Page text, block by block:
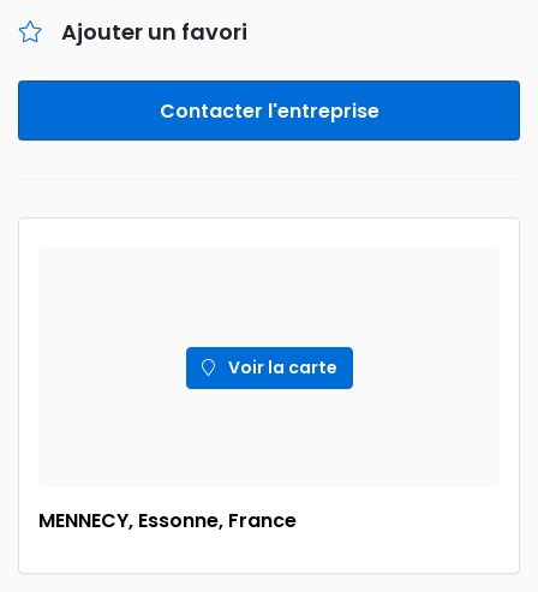
Ajouter un favori
Contacter l'entreprise
Voir la carte
MENNECY, Essonne, France